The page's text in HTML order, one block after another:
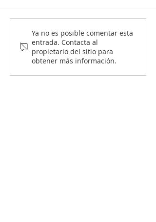
Propiedad horizontal
en Colombia: ¿Qué es y
cómo funciona?
Ya no es posible comentar esta
entrada. Contacta al
propietario del sitio para
obtener más información.